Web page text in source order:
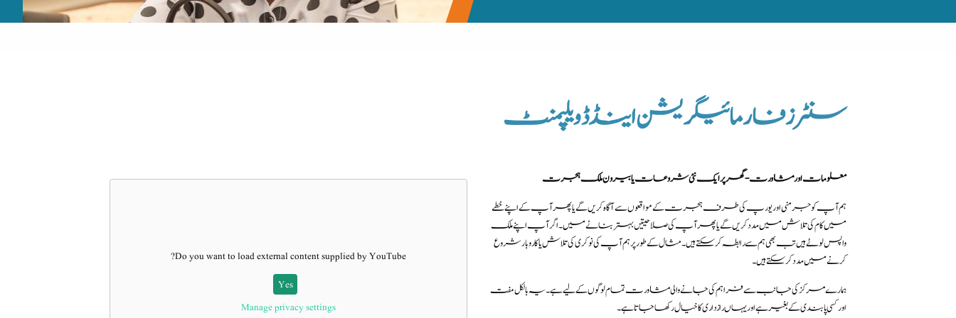
سنٹرز فار مائیگریشن اینڈ ڈویلپمنٹ
معلومات اور مشاورت - گھر پر ایک نئی شروعات یا بیرون ملک ہجرت
ہم آپ کو جرمنی اور یورپ کی طرف ہجرت کے مواقعوں سے آگاہ کریں گے یا پھر آپ کے اپنے خطے
میں کام کی تلاش میں مدد کریں گے یا پھر آپ کی صلاحیتیں بہتر بنانے میں۔ اگر آپ اپنے ملک
واپس لوٹے ہیں تب بھی ہم سے رابطہ کرسکتے ہیں۔ مثال کے طور پر ہم آپ کی نوکری کی تلاش یا کاروبار شروع
کرنے میں مدد کرسکتے ہیں۔
ہمارے مرکز کی جانب سے فراہم کی جانے والی مشاورت تمام لوگوں کے لیے ہے۔ یہ بالکل مفت
اور کسی پابندی کے بغیر ہے اور یہاں رازداری کا خیال رکھا جاتا ہے۔
Do you want to load external content supplied byYouTube
?
Yes
Manage privacy settings